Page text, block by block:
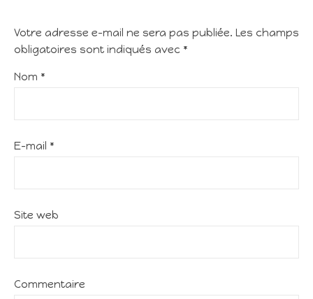
Votre adresse e-mail ne sera pas publiée. Les champs
obligatoires sont indiqués avec *
Nom *
E-mail *
Site web
Commentaire